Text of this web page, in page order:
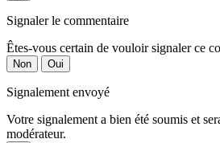
Signaler le commentaire
Êtes-vous certain de vouloir signaler ce
Non Oui
Signalement envoyé
Votre signalement a bien été soumis et
modérateur.